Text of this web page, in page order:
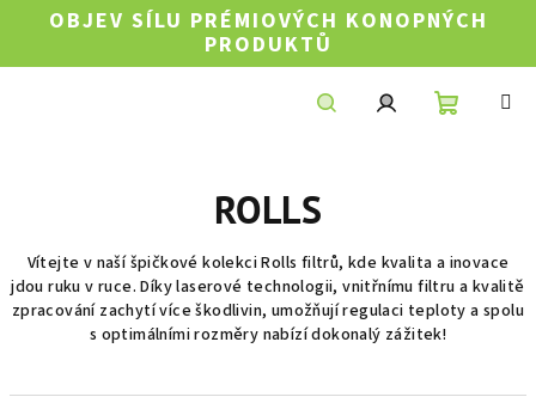
OBJEV SÍLU PRÉMIOVÝCH KONOPNÝCH
PRODUKTŮ
ROLLS
Vítejte v naší špičkové kolekci Rolls filtrů, kde kvalita a inovace
jdou ruku v ruce. Díky laserové technologii, vnitřnímu filtru a kvalitě
zpracování zachytí více škodlivin, umožňují regulaci teploty a spolu
s optimálními rozměry nabízí dokonalý zážitek!